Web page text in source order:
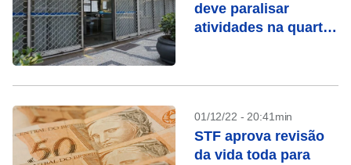
deve paralisar
atividades na quarta-
01/12/22 - 20:41min
STF aprova revisão
da vida toda para